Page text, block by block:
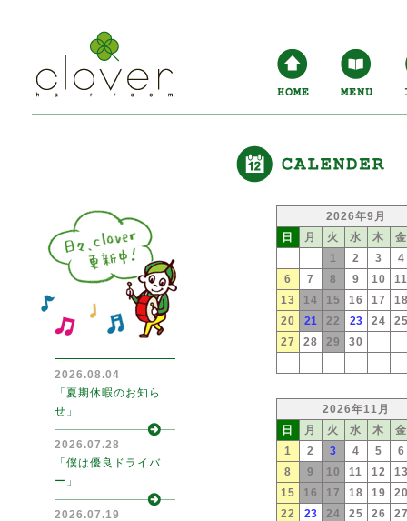
2026.08.04
「夏期休暇のお知ら
せ」
2026.07.28
「僕は優良ドライバ
ー」
2026.07.19
2026年9月
日
月 火 水 木
金
1
2 3
4
6
7 8 9 10
13
14 15 16 17
20
21 22 23 24
27
28 29 30
2026年11月
日
月 火 水 木
金
1
2 3 4 5
6
8
9 10 11 12
15
16 17 18 19
22
23 24 25 26